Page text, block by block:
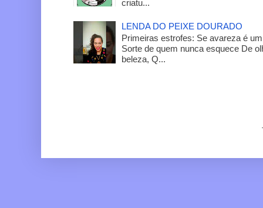
criatu...
LENDA DO PEIXE DOURADO
Primeiras estrofes: Se avareza é
Sorte de quem nunca esquece De
beleza, Q...